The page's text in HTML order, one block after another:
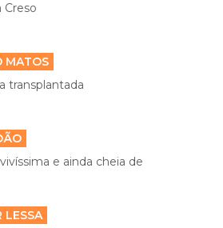
Creso
MATOS
transplantada
vivíssima e ainda cheia de
LESSA